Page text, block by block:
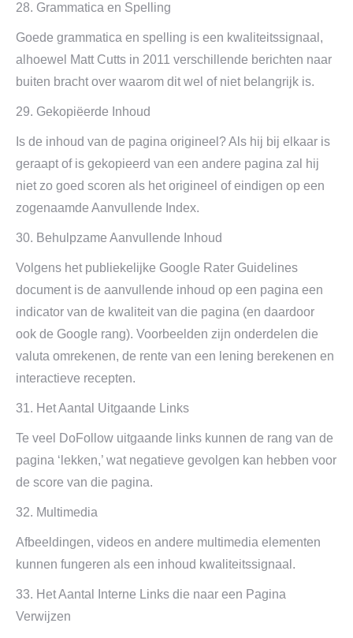
28. Grammatica en Spelling
Goede grammatica en spelling is een kwaliteitssignaal,
alhoewel Matt Cutts in 2011 verschillende berichten naar
buiten bracht over waarom dit wel of niet belangrijk is.
29. Gekopiëerde Inhoud
Is de inhoud van de pagina origineel? Als hij bij elkaar is
geraapt of is gekopieerd van een andere pagina zal hij
niet zo goed scoren als het origineel of eindigen op een
zogenaamde Aanvullende Index.
30. Behulpzame Aanvullende Inhoud
Volgens het publiekelijke Google Rater Guidelines
document is de aanvullende inhoud op een pagina een
indicator van de kwaliteit van die pagina (en daardoor
ook de Google rang). Voorbeelden zijn onderdelen die
valuta omrekenen, de rente van een lening berekenen en
interactieve recepten.
31. Het Aantal Uitgaande Links
Te veel DoFollow uitgaande links kunnen de rang van de
pagina ‘lekken,’ wat negatieve gevolgen kan hebben voor
de score van die pagina.
32. Multimedia
Afbeeldingen, videos en andere multimedia elementen
kunnen fungeren als een inhoud kwaliteitssignaal.
33. Het Aantal Interne Links die naar een Pagina
Verwijzen